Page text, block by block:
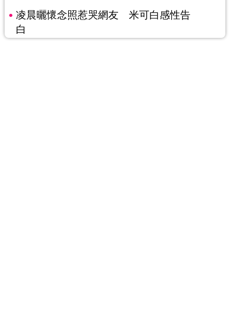
凌晨曬懷念照惹哭網友 米可白感性告
白